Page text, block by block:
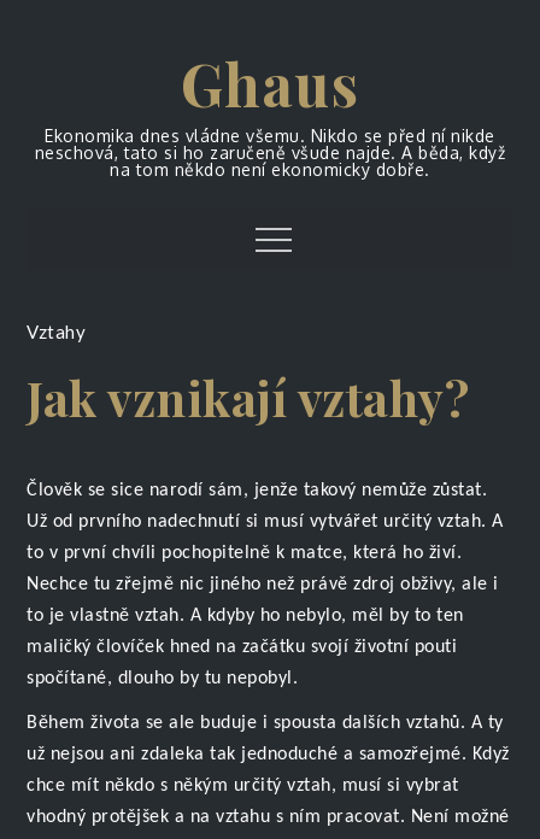
Ghaus
Ekonomika dnes vládne všemu. Nikdo se před ní nikde
neschová, tato si ho zaručeně všude najde. A běda, když
na tom někdo není ekonomicky dobře.
Menu
Vztahy
Jak vznikají vztahy?
Člověk se sice narodí sám, jenže takový nemůže zůstat.
Už od prvního nadechnutí si musí vytvářet určitý vztah. A
to v první chvíli pochopitelně k matce, která ho živí.
Nechce tu zřejmě nic jiného než právě zdroj obživy, ale i
to je vlastně vztah. A kdyby ho nebylo, měl by to ten
maličký človíček hned na začátku svojí životní pouti
spočítané, dlouho by tu nepobyl.
Během života se ale buduje i spousta dalších vztahů. A ty
už nejsou ani zdaleka tak jednoduché a samozřejmé. Když
chce mít někdo s někým určitý vztah, musí si vybrat
vhodný protějšek a na vztahu s ním pracovat. Není možné